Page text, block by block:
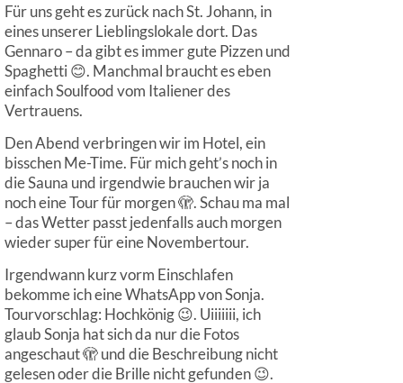
Für uns geht es zurück nach St. Johann, in
eines unserer Lieblingslokale dort. Das
Gennaro – da gibt es immer gute Pizzen und
Spaghetti 😊. Manchmal braucht es eben
einfach Soulfood vom Italiener des
Vertrauens.
Den Abend verbringen wir im Hotel, ein
bisschen Me-Time. Für mich geht’s noch in
die Sauna und irgendwie brauchen wir ja
noch eine Tour für morgen 🫣. Schau ma mal
– das Wetter passt jedenfalls auch morgen
wieder super für eine Novembertour.
Irgendwann kurz vorm Einschlafen
bekomme ich eine WhatsApp von Sonja.
Tourvorschlag: Hochkönig 😉. Uiiiiiii, ich
glaub Sonja hat sich da nur die Fotos
angeschaut 🫣 und die Beschreibung nicht
gelesen oder die Brille nicht gefunden 😉.